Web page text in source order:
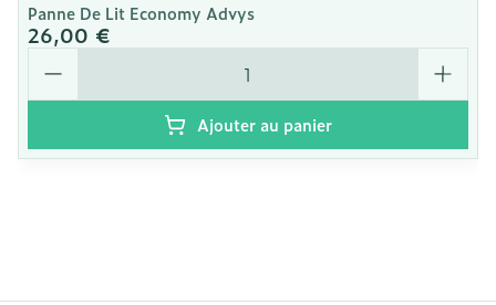
Panne De Lit Economy Advys
26,00 €
Quantité
Ajouter au panier